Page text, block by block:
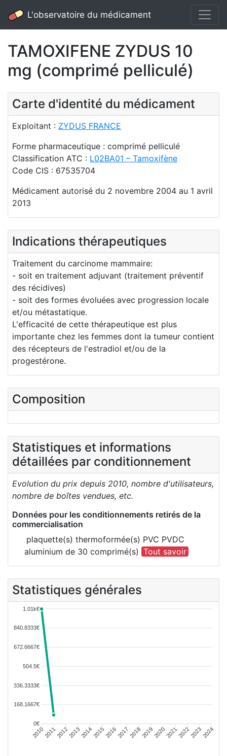
L'observatoire du médicament
TAMOXIFENE ZYDUS 10
mg (comprimé pelliculé)
Carte d'identité du médicament
Exploitant : ZYDUS FRANCE
Forme pharmaceutique : comprimé pelliculé
Classification ATC : L02BA01 – Tamoxifène
Code CIS : 67535704
Médicament autorisé du 2 novembre 2004 au 1 avril
2013
Indications thérapeutiques
Traitement du carcinome mammaire:
- soit en traitement adjuvant (traitement préventif
des récidives)
- soit des formes évoluées avec progression locale
et/ou métastatique.
L'efficacité de cette thérapeutique est plus
importante chez les femmes dont la tumeur contient
des récepteurs de l'estradiol et/ou de la
progestérone.
Composition
Statistiques et informations
détaillées par conditionnement
Evolution du prix depuis 2010, nombre d'utilisateurs,
nombre de boîtes vendues, etc.
Données pour les conditionnements retirés de la
commercialisation
plaquette(s) thermoformée(s) PVC PVDC
aluminium de 30 comprimé(s) Tout savoir
Statistiques générales
1.01k€
840.8333€
672.6667€
504.5€
336.3333€
168.1667€
0€
201020112012201320142015201620172018201920202021202220232024